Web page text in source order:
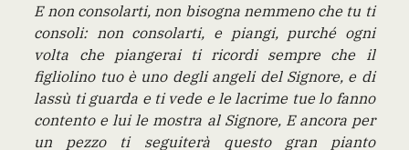
E non consolarti, non bisogna nemmeno che tu ti
consoli: non consolarti, e piangi, purché ogni
volta che piangerai ti ricordi sempre che il
figliolino tuo è uno degli angeli del Signore, e di
lassù ti guarda e ti vede e le lacrime tue lo fanno
contento e lui le mostra al Signore, E ancora per
un pezzo ti seguiterà questo gran pianto